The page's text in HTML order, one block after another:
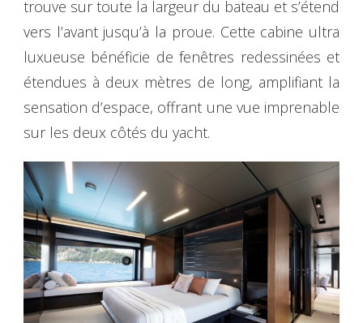
trouve sur toute la largeur du bateau et s’étend
vers l’avant jusqu’à la proue. Cette cabine ultra
luxueuse bénéficie de fenêtres redessinées et
étendues à deux mètres de long, amplifiant la
sensation d’espace, offrant une vue imprenable
sur les deux côtés du yacht.